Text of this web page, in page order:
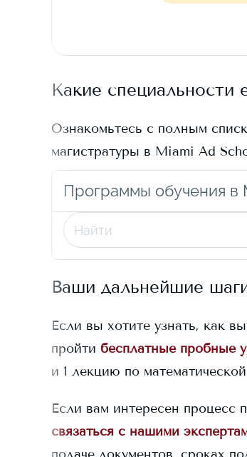
Какие специальности
Ознакомьтесь с полным
магистратуры в Miami Ad
Программы обучения в
Ваши дальнейшие
Если вы хотите узнать, как
пройти бесплатные пробные
и 1 лекцию по
Если вам интересен процесс
связаться с нашими